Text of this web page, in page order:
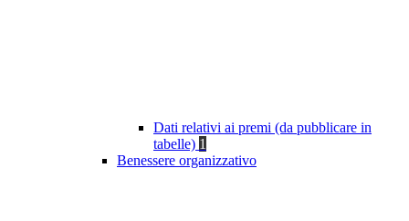
Dati relativi ai premi (da pubblicare in
tabelle) 1
Benessere organizzativo